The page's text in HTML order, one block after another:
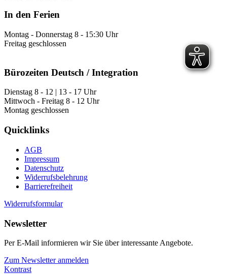
In den Ferien
Montag - Donnerstag 8 - 15:30 Uhr
Freitag geschlossen
Bürozeiten Deutsch / Integration
Dienstag 8 - 12 | 13 - 17 Uhr
Mittwoch - Freitag 8 - 12 Uhr
Montag geschlossen
Quicklinks
AGB
Impressum
Datenschutz
Widerrufsbelehrung
Barrierefreiheit
Widerrufsformular
Newsletter
Per E-Mail informieren wir Sie über interessante Angebote.
Zum Newsletter anmelden
Kontrast